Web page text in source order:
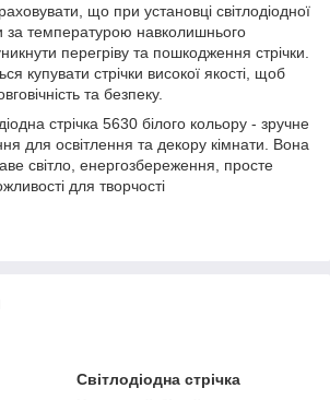
що при установці світлодіодної
за температурою навколишнього
перегріву та пошкодження стрічки.
купувати стрічки високої якості, щоб
та безпеку.
стрічка 5630 білого кольору - зручне
для освітлення та декору кімнати. Вона
світло, енергозбереження, просте
для творчості
Світлодіодна стрічка